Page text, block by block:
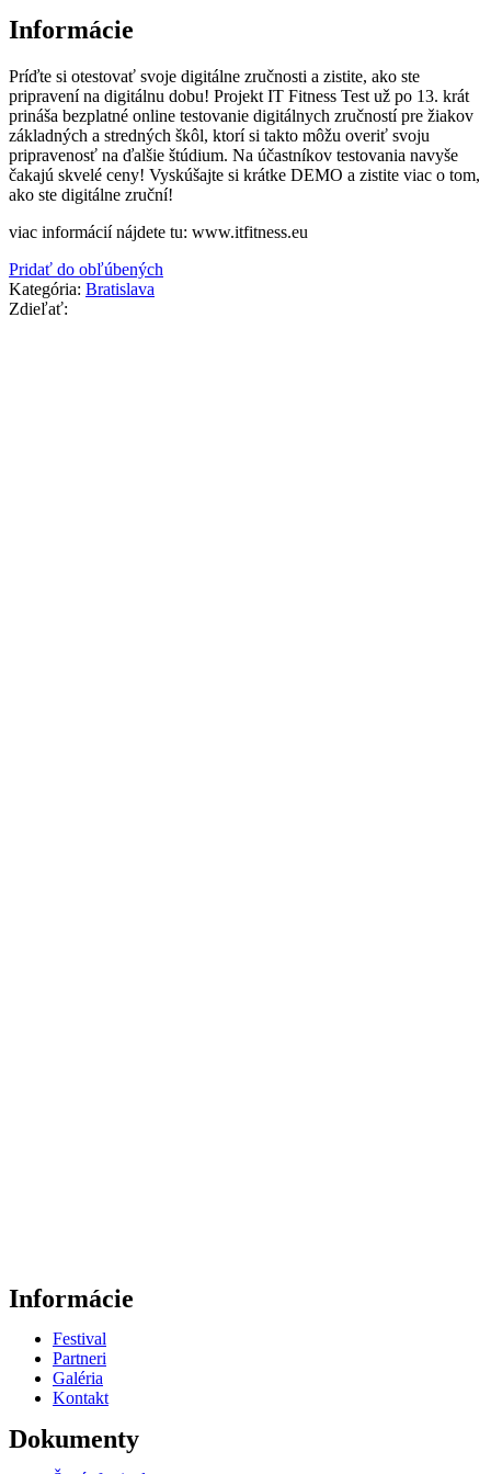
Informácie
Príďte si otestovať svoje digitálne zručnosti a zistite, ako ste
pripravení na digitálnu dobu! Projekt IT Fitness Test už po 13. krát
prináša bezplatné online testovanie digitálnych zručností pre žiakov
základných a stredných škôl, ktorí si takto môžu overiť svoju
pripravenosť na ďalšie štúdium. Na účastníkov testovania navyše
čakajú skvelé ceny! Vyskúšajte si krátke DEMO a zistite viac o tom,
ako ste digitálne zruční!
viac informácií nájdete tu: www.itfitness.eu
Pridať do obľúbených
Kategória: Bratislava
Zdieľať:
Informácie
Festival
Partneri
Galéria
Kontakt
Dokumenty